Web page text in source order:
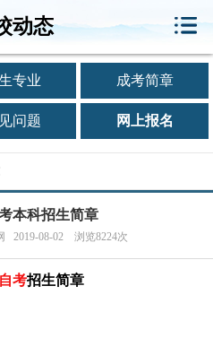
动态
专业 成考简章
问题 网上报名
本科招生简章
2019-08-02 浏览8224次
考招生简章